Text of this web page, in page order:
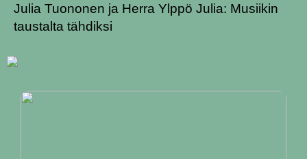
Julia Tuononen ja Herra Ylppö Julia: Musiikin
taustalta tähdiksi